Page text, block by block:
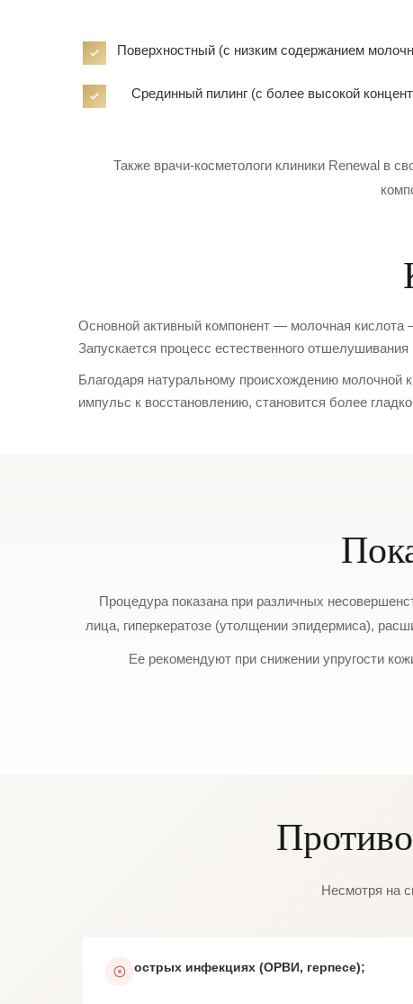
Поверхностный (с низким содержанием
Срединный пилинг (с более высокой
Также врачи-косметологи клиники Renewal в
Основной активный компонент — молочная кислота
Запускается процесс естественного
Благодаря натуральному происхождению молочной
импульс к восстановлению, становится более
Процедура показана при различных
лица, гиперкератозе (утолщении эпидермиса),
Ее рекомендуют при снижении упругости
Несмотря на
острых инфекциях (ОРВИ, герпесе);